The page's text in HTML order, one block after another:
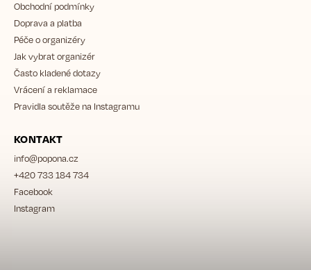
Obchodní podmínky
Doprava a platba
Péče o organizéry
Jak vybrat organizér
Často kladené dotazy
Vrácení a reklamace
Pravidla soutěže na Instagramu
KONTAKT
info@popona.cz
+420 733 184 734
Facebook
Instagram